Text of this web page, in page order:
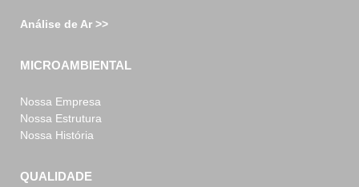
Análise de Ar >>
MICROAMBIENTAL
Nossa Empresa
Nossa Estrutura
Nossa História
QUALIDADE